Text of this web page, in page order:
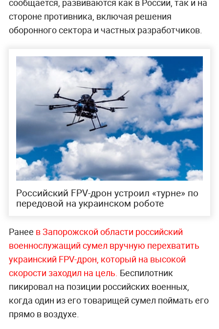
стороне противника, включая решения
оборонного сектора и частных разработчиков.
Российский FPV-дрон устроил «турне» по
передовой на украинском роботе
Ранее в Запорожской области российский
военнослужащий сумел вручную перехватить
украинский FPV-дрон, который на высокой
скорости заходил на цель. Беспилотник
пикировал на позиции российских военных,
когда один из его товарищей сумел поймать его
прямо в воздухе.